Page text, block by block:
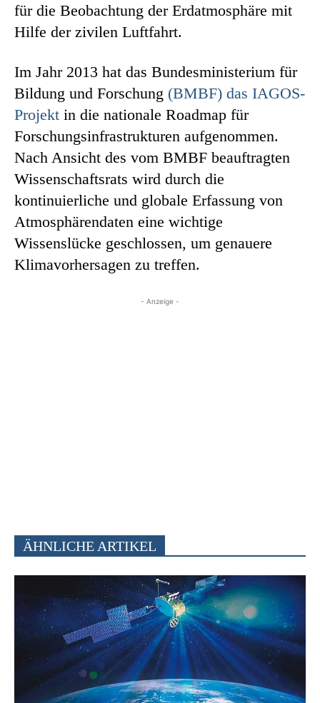
für die Beobachtung der Erdatmosphäre mit
Hilfe der zivilen Luftfahrt.
Im Jahr 2013 hat das Bundesministerium für
Bildung und Forschung (BMBF) das IAGOS-
Projekt in die nationale Roadmap für
Forschungsinfrastrukturen aufgenommen.
Nach Ansicht des vom BMBF beauftragten
Wissenschaftsrats wird durch die
kontinuierliche und globale Erfassung von
Atmosphärendaten eine wichtige
Wissenslücke geschlossen, um genauere
Klimavorhersagen zu treffen.
- Anzeige -
ÄHNLICHE ARTIKEL